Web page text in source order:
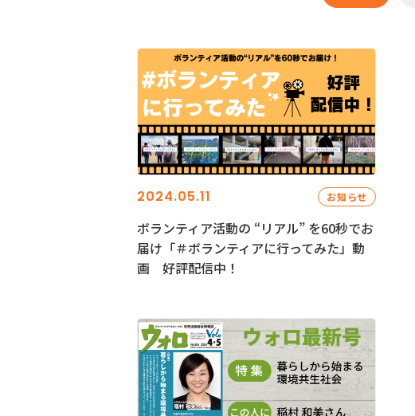
2024.05.11 お知らせ
ボランティア活動の “リアル” を60秒でお
届け「＃ボランティアに行ってみた」動
画 好評配信中！